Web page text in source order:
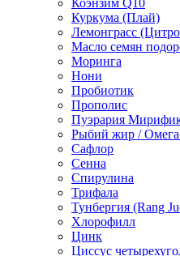
Коэнзим Q10
Куркума (Плай)
Лемонграсс
Масло семян
Моринга
Нони
Пробиотик
Прополис
Пуэрария
Рыбий жир /
Сафлор
Сенна
Спирулина
Трифала
Тунбергия (Rang
Хлорофилл
Цинк
Циссус